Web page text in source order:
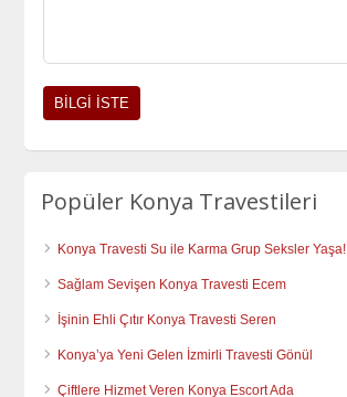
Popüler Konya Travestileri
Konya Travesti Su ile Karma Grup Seksler Yaşa!
Sağlam Sevişen Konya Travesti Ecem
İşinin Ehli Çıtır Konya Travesti Seren
Konya’ya Yeni Gelen İzmirli Travesti Gönül
Çiftlere Hizmet Veren Konya Escort Ada